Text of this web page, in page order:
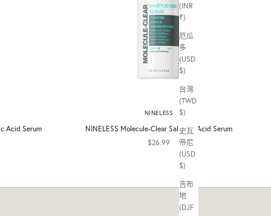
(INR
₹)
厄瓜
多
(USD
$)
台灣
(TWD
$)
史瓦
帝尼
(USD
$)
吉布
地
(DJF
Acid Serum
NINELESS
NINELESS Molecule-Clear Salicylic Acid Serum
促銷價
$26.99